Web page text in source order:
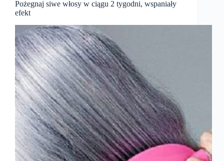
Pożegnaj siwe włosy w ciągu 2 tygodni, wspaniały
efekt